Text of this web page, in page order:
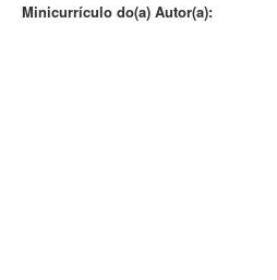
Minicurrículo do(a) Autor(a):